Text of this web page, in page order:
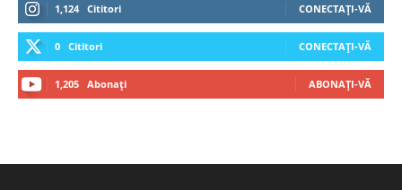
1,124 Cititori CONECTAȚI-VĂ
0 Cititori CONECTAȚI-VĂ
1,205 Abonați ABONAȚI-VĂ